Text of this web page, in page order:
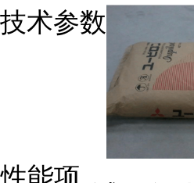
技术参数
性能项